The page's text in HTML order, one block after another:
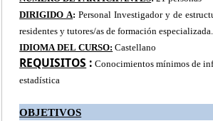
DIRIGIDO A:Personal Investigador y de
residentes y tutores/as de formación especializada.
IDIOMA DEL CURSO: Castellano
REQUISITOS :Conocimientos mínimos de
estadística
OBJETIVOS